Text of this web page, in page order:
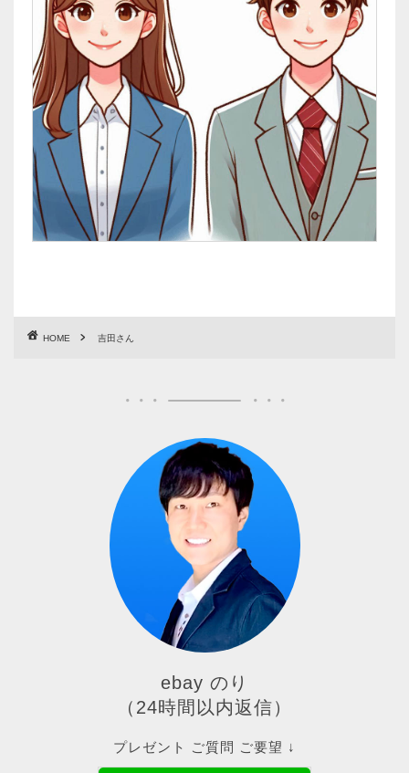
HOME 吉田さん
ebay のり
（24時間以内返信）
プレゼント ご質問 ご要望 ↓